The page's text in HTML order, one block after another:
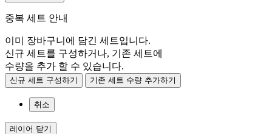
중복 세트 안내
이미 장바구니에 담긴 세트입니다.
신규 세트를 구성하거나, 기존 세트에
수량을 추가 할 수 있습니다.
신규 세트 구성하기 기존 세트 수량 추가하기
취소
레이어 닫기